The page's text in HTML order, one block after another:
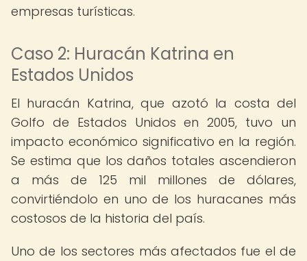
empresas turísticas.
Caso 2: Huracán Katrina en
Estados Unidos
El huracán Katrina, que azotó la costa del
Golfo de Estados Unidos en 2005, tuvo un
impacto económico significativo en la región.
Se estima que los daños totales ascendieron
a más de 125 mil millones de dólares,
convirtiéndolo en uno de los huracanes más
costosos de la historia del país.
Uno de los sectores más afectados fue el de